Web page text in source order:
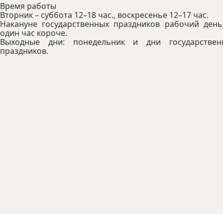
Время работы
Вторник – суббота 12–18 час., воскресенье 12–17 час.
Накануне государственных праздников рабочий
один час короче.
Выходные дни: понедельник и дни
праздников.